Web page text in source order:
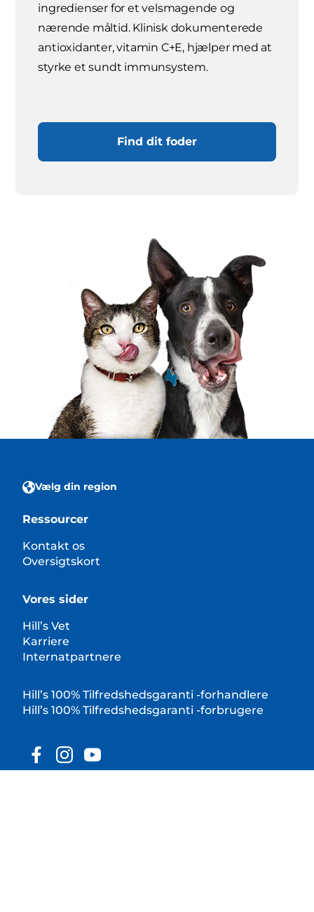
ingredienser for et velsmagende og
nærende måltid. Klinisk dokumenterede
antioxidanter, vitamin C+E, hjælper med at
styrke et sundt immunsystem.
Find dit foder
Vælg din region
Ressourcer
Kontakt os
Oversigtskort
Vores sider
Hill’s Vet
Karriere
Internatpartnere
Hill’s 100% Tilfredshedsgaranti -forhandlere
Hill’s 100% Tilfredshedsgaranti -forbrugere